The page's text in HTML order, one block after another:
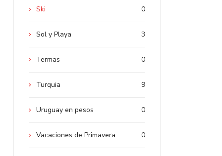
0
Ski
3
Sol y Playa
0
Termas
9
Turquia
0
Uruguay en pesos
0
Vacaciones de Primavera